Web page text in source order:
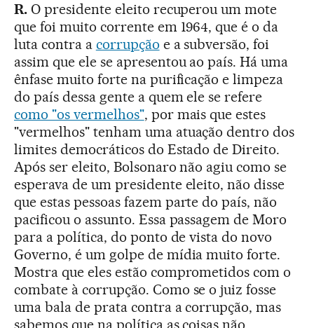
R.O presidente eleito recuperou um mote
que foi muito corrente em 1964, que é o da
luta contra a corrupção e a subversão, foi
assim que ele se apresentou ao país. Há uma
ênfase muito forte na purificação e limpeza
do país dessa gente a quem ele se refere
como "os vermelhos", por mais que estes
"vermelhos" tenham uma atuação dentro dos
limites democráticos do Estado de Direito.
Após ser eleito, Bolsonaro não agiu como se
esperava de um presidente eleito, não disse
que estas pessoas fazem parte do país, não
pacificou o assunto. Essa passagem de Moro
para a política, do ponto de vista do novo
Governo, é um golpe de mídia muito forte.
Mostra que eles estão comprometidos com o
combate à corrupção. Como se o juiz fosse
uma bala de prata contra a corrupção, mas